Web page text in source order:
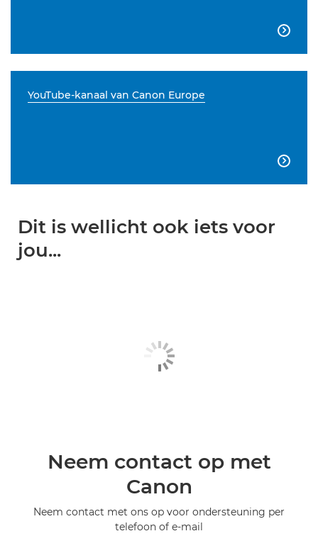

YouTube-kanaal van Canon Europe

Dit is wellicht ook iets voor
jou...
Neem contact op met
Canon
Neem contact met ons op voor ondersteuning per
telefoon of e-mail